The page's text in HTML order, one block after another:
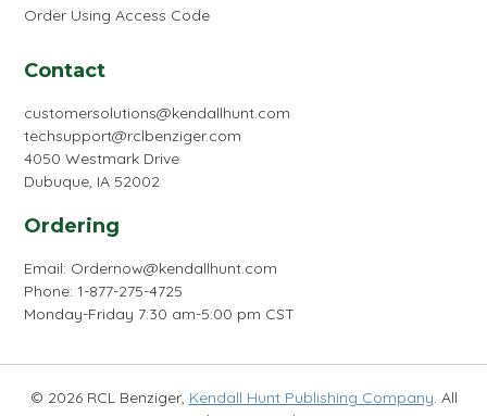
Order Using Access Code
Contact
customersolutions@kendallhunt.com
techsupport@rclbenziger.com
4050 Westmark Drive
Dubuque, IA 52002
Ordering
Email: Ordernow@kendallhunt.com
Phone: 1-877-275-4725
Monday-Friday 7:30 am-5:00 pm CST
© 2026 RCL Benziger, Kendall Hunt Publishing Company . All